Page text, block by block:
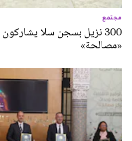
مجتمع
300 نزيل بسجن سلا
«مصالحة»